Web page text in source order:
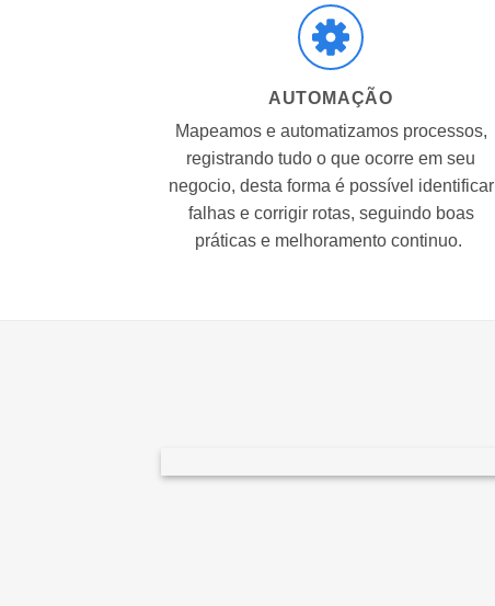
AUTOMAÇÃO
Mapeamos e automatizamos processos,
registrando tudo o que ocorre em seu
negocio, desta forma é possível identificar
falhas e corrigir rotas, seguindo boas
práticas e melhoramento continuo.